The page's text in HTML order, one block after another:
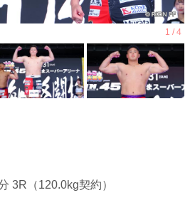
3R（120.0kg契約）